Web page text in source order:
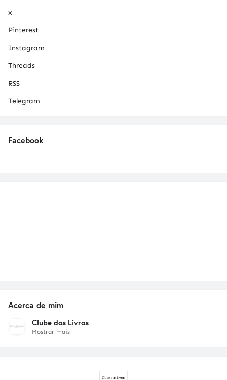
x
Pinterest
Instagram
Threads
RSS
Telegram
Facebook
Acerca de mim
Clube dos Livros
Mostrar mais